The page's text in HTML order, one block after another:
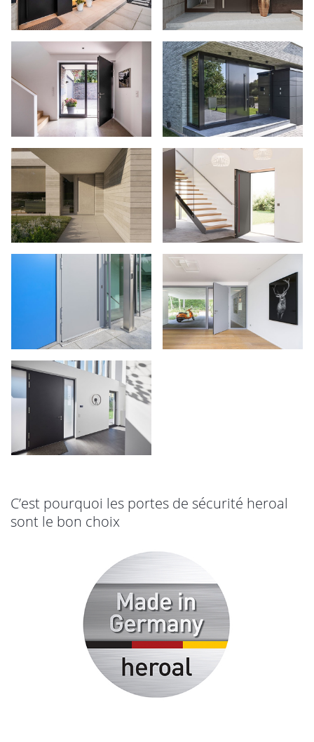
C’est pourquoi les portes de sécurité heroal
sont le bon choix